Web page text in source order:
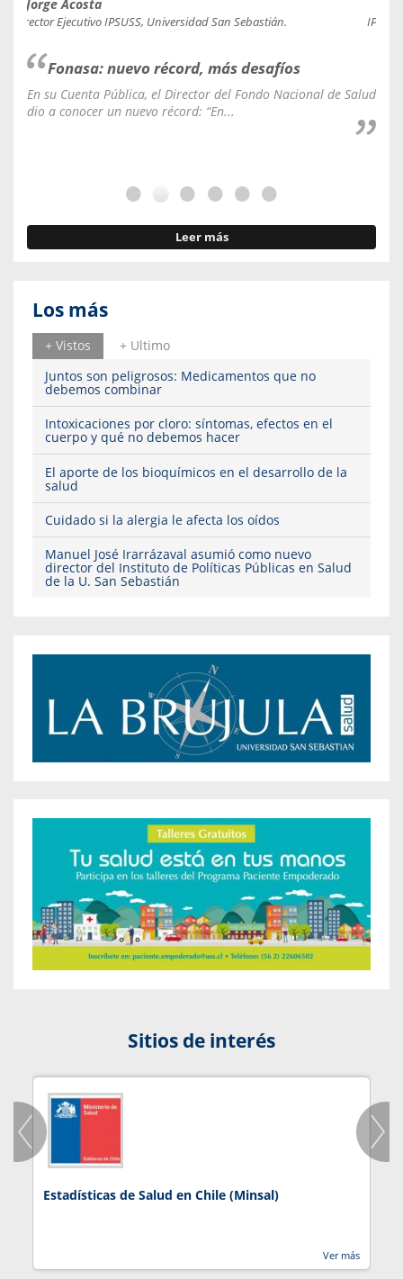
Jorge Acosta
Director Ejecutivo IPSUSS, Universidad San Sebastián.
Fonasa: nuevo récord, más desafíos
En su Cuenta Pública, el Director del Fondo Nacional de Salud
dio a conocer un nuevo récord: “En...
Leer más
Los más
+ Vistos
+ Ultimo
Juntos son peligrosos: Medicamentos que no
debemos combinar
Intoxicaciones por cloro: síntomas, efectos en el
cuerpo y qué no debemos hacer
El aporte de los bioquímicos en el desarrollo de la
salud
Cuidado si la alergia le afecta los oídos
Manuel José Irarrázaval asumió como nuevo
director del Instituto de Políticas Públicas en Salud
de la U. San Sebastián
Sitios de interés
Estadísticas de Salud en Chile (Minsal)
Ver más